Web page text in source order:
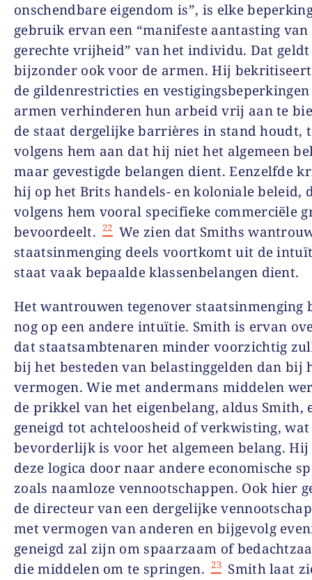
onschendbare eigendom is”, is elke
gebruik ervan een “manifeste aantasting van
gerechte vrijheid” van het individu. Dat
bijzonder ook voor de armen. Hij
de gildenrestricties en
armen verhinderen hun arbeid vrij aan te
de staat dergelijke barrières in stand houdt,
volgens hem aan dat hij niet het algemeen
maar gevestigde belangen dient. Eenzelfde
hij op het Brits handels- en koloniale beleid,
volgens hem vooral specifieke commerciële
bevoordeelt. 22 We zien dat Smiths
staatsinmenging deels voortkomt uit de
staat vaak bepaalde klassenbelangen dient.
Het wantrouwen tegenover staatsinmenging
nog op een andere intuïtie. Smith is ervan
dat staatsambtenaren minder voorzichtig
bij het besteden van belastinggelden dan bij
vermogen. Wie met andermans middelen
de prikkel van het eigenbelang, aldus Smith,
geneigd tot achteloosheid of verkwisting,
bevorderlijk is voor het algemeen belang.
deze logica door naar andere economische
zoals naamloze vennootschappen. Ook hier
de directeur van een dergelijke
met vermogen van anderen en bijgevolg
geneigd zal zijn om spaarzaam of
die middelen om te springen. 23 Smith laat